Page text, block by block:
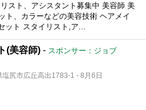
スト、アシスタント募集中 美容師 美
ト、カラーなどの美容技術 ヘアメイ
ット スタイリスト,ア...
(美容師) - スポンサー：ジョブ
尻市広丘高出1783-1 - 8月6日